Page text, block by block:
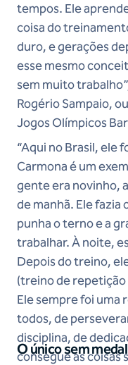
tempos. Ele
coisa do
duro, e gerações
esse mesmo
sem muito
Rogério Sampaio,
Jogos Olímpicos
“Aqui no Brasil, ele
Carmona é um
gente era novinho,
de manhã. Ele
punha o terno e a
trabalhar. À noite,
Depois do treino,
(treino de
Ele sempre foi uma
todos, de
disciplina, de
consegue as coisas
O único sem